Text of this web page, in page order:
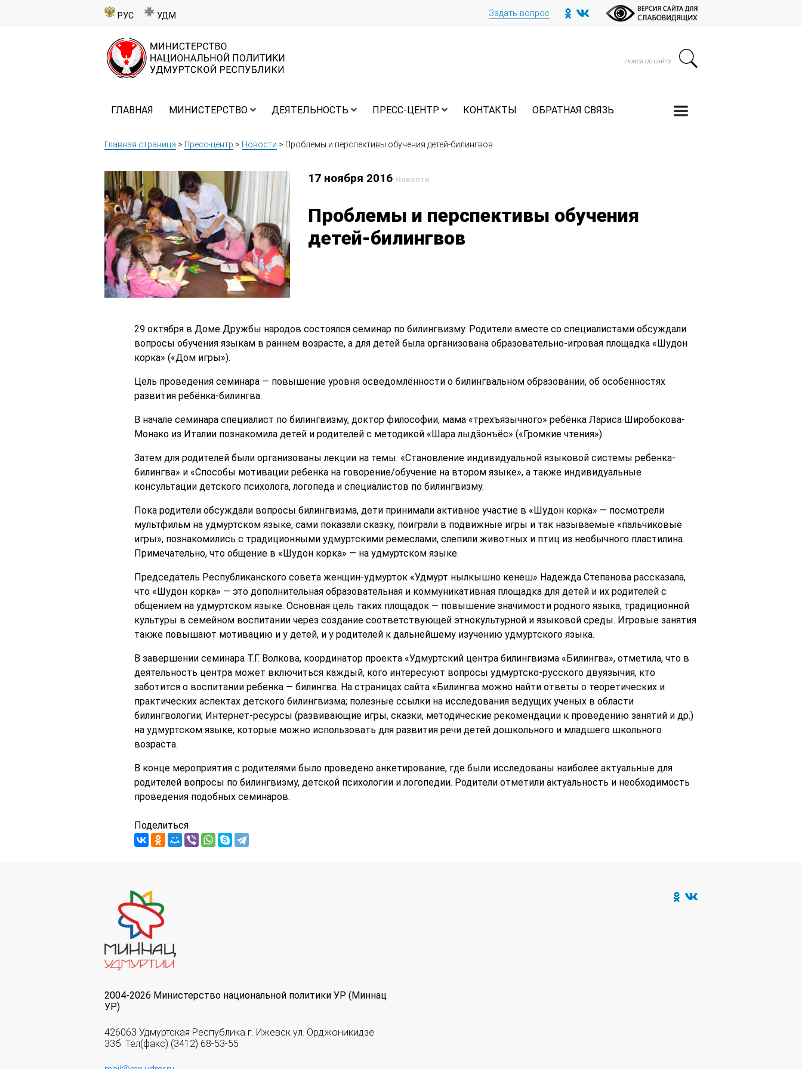
РУС УДМ Задать вопрос
ГЛАВНАЯ МИНИСТЕРСТВО ДЕЯТЕЛЬНОСТЬ ПРЕСС-ЦЕНТР КОНТАКТЫ ОБРАТНАЯ СВЯЗЬ
Главная страница > Пресс-центр > Новости > Проблемы и перспективы обучения детей-билингвов
17 ноября 2016 Новости
Проблемы и перспективы обучения
детей-билингвов
29 октября в Доме Дружбы народов состоялся семинар по билингвизму. Родители вместе со специалистами обсуждали
вопросы обучения языкам в раннем возрасте, а для детей была организована образовательно-игровая площадка «Шудон
корка» («Дом игры»).
Цель проведения семинара — повышение уровня осведомлённости о билингвальном образовании, об особенностях
развития ребёнка-билингва.
В начале семинара специалист по билингвизму, доктор философии, мама «трехъязычного» ребёнка Лариса Широбокова-
Монако из Италии познакомила детей и родителей с методикой «Шара лыдӟонъёс» («Громкие чтения»).
Затем для родителей были организованы лекции на темы: «Становление индивидуальной языковой системы ребенка-
билингва» и «Способы мотивации ребенка на говорение/обучение на втором языке», а также индивидуальные
консультации детского психолога, логопеда и специалистов по билингвизму.
Пока родители обсуждали вопросы билингвизма, дети принимали активное участие в «Шудон корка» — посмотрели
мультфильм на удмуртском языке, сами показали сказку, поиграли в подвижные игры и так называемые «пальчиковые
игры», познакомились с традиционными удмуртскими ремеслами, слепили животных и птиц из необычного пластилина.
Примечательно, что общение в «Шудон корка» — на удмуртском языке.
Председатель Республиканского совета женщин-удмурток «Удмурт нылкышно кенеш» Надежда Степанова рассказала,
что «Шудон корка» — это дополнительная образовательная и коммуникативная площадка для детей и их родителей с
общением на удмуртском языке. Основная цель таких площадок — повышение значимости родного языка, традиционной
культуры в семейном воспитании через создание соответствующей этнокультурной и языковой среды. Игровые занятия
также повышают мотивацию и у детей, и у родителей к дальнейшему изучению удмуртского языка.
В завершении семинара Т.Г. Волкова, координатор проекта «Удмуртский центра билингвизма «Билингва», отметила, что в
деятельность центра может включиться каждый, кого интересуют вопросы удмуртско-русского двуязычия, кто
заботится о воспитании ребенка — билингва. На страницах сайта «Билингва можно найти ответы о теоретических и
практических аспектах детского билингвизма; полезные ссылки на исследования ведущих ученых в области
билингвологии; Интернет-ресурсы (развивающие игры, сказки, методические рекомендации к проведению занятий и др.)
на удмуртском языке, которые можно использовать для развития речи детей дошкольного и младшего школьного
возраста.
В конце мероприятия с родителями было проведено анкетирование, где были исследованы наиболее актуальные для
родителей вопросы по билингвизму, детской психологии и логопедии. Родители отметили актуальность и необходимость
проведения подобных семинаров.
Поделиться
2004-2026 Министерство национальной политики УР (Миннац
УР)
426063 Удмуртская Республика г. Ижевск ул. Орджоникидзе
33б. Тел(факс) (3412) 68-53-55